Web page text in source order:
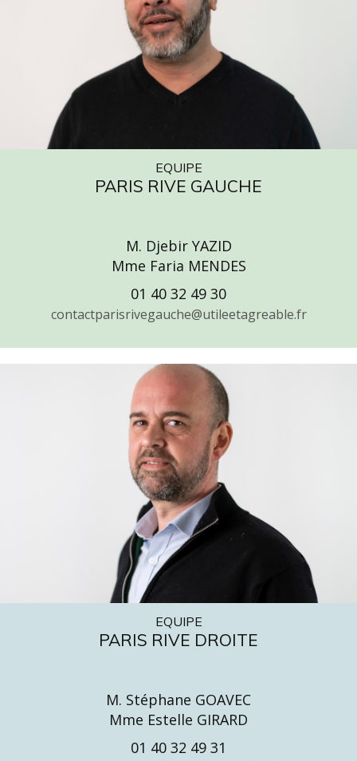
EQUIPE
PARIS RIVE GAUCHE
M. Djebir YAZID
Mme Faria MENDES
01 40 32 49 30
contactparisrivegauche@utileetagreable.fr
EQUIPE
PARIS RIVE DROITE
M. Stéphane GOAVEC
Mme Estelle GIRARD
01 40 32 49 31